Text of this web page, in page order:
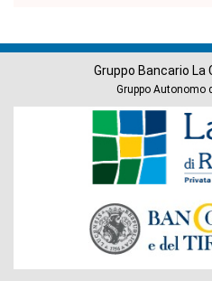
Gruppo Bancario La
Gruppo Autonomo
Banche
Gruppo